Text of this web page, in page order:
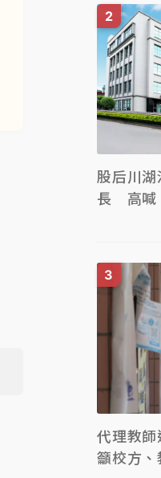
股后川
長 高喊
代理教
籲校方、